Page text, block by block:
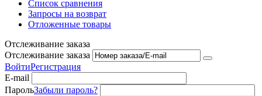
Список сравнения
Запросы на возврат
Отложенные товары
Отслеживание заказа
Отслеживание заказа
ВойтиРегистрация
E-mail
ПарольЗабыли пароль?